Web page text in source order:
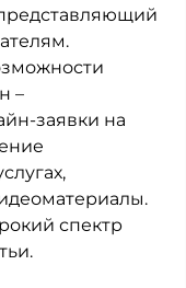
–
заявки на
спектр